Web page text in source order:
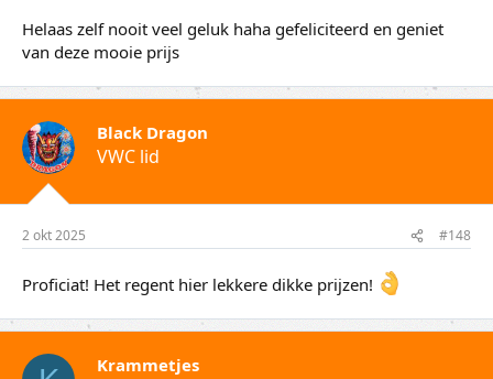
Helaas zelf nooit veel geluk haha gefeliciteerd en geniet
van deze mooie prijs
Black Dragon
VWC lid
2 okt 2025 #148
Proficiat! Het regent hier lekkere dikke prijzen!
Krammetjes